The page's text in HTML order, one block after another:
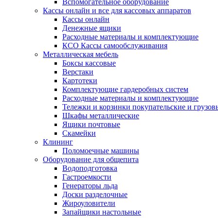
Вспомогательное оборудование
Кассы онлайн и все для кассовых аппаратов
Кассы онлайн
Денежные ящики
Расходные материалы и комплектующие
КСО Кассы самообслуживания
Металлическая мебель
Боксы кассовые
Верстаки
Картотеки
Комплектующие гардеробных систем
Расходные материалы и комплектующие
Тележки и корзинки покупательские и
Шкафы металлические
Ящики почтовые
Скамейки
Клининг
Поломоечные машины
Оборудование для общепита
Водоподготовка
Гастроемкости
Генераторы льда
Доски разделочные
Жироуловители
Запайщики настольные